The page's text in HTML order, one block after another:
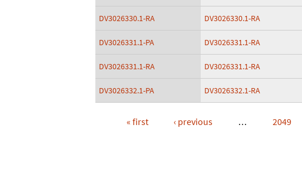
DV3026330.1-RA DV3026330.1-RA
DV3026331.1-PA DV3026331.1-RA
DV3026331.1-RA DV3026331.1-RA
DV3026332.1-PA DV3026332.1-RA
« first ‹ previous … 2049